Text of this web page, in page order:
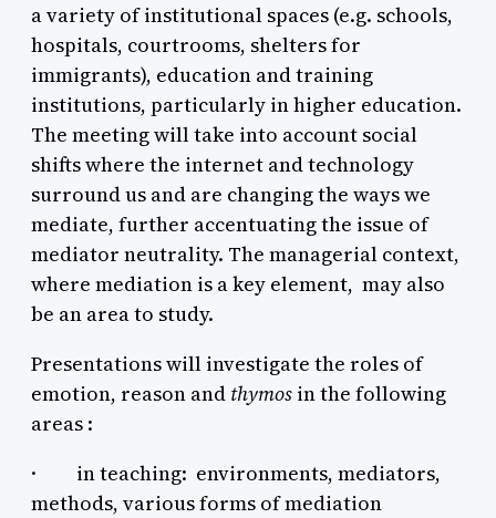
a variety of institutional spaces (e.g. schools,
hospitals, courtrooms, shelters for
immigrants), education and training
institutions, particularly in higher education.
The meeting will take into account social
shifts where the internet and technology
surround us and are changing the ways we
mediate, further accentuating the issue of
mediator neutrality. The managerial context,
where mediation is a key element, may also
be an area to study.
Presentations will investigate the roles of
emotion, reason and thymos in the following
areas :
· in teaching: environments, mediators,
methods, various forms of mediation